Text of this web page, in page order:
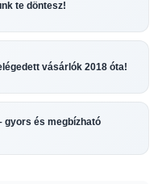
te döntesz!
vásárlók 2018 óta!
gyors és megbízható